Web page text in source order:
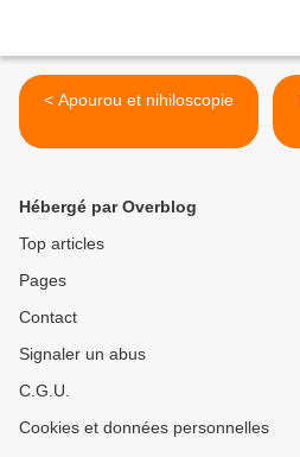
< Apourou et nihiloscopie
Hébergé par Overblog
Top articles
Pages
Contact
Signaler un abus
C.G.U.
Cookies et données personnelles